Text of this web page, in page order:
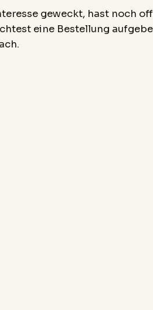
geweckt, hast noch
eine Bestellung